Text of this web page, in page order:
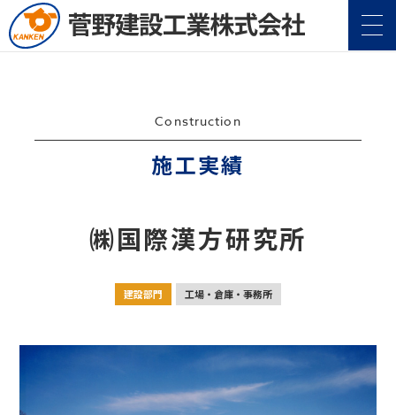
事業案内
施工実績
地域・社会貢献
社内活動
Construction
施工実績
㈱国際漢方研究所
建設部門 工場・倉庫・事務所